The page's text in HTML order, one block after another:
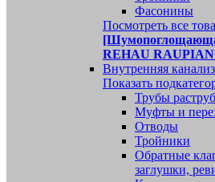
Фасонины
Посмотреть все
REHAU
Внутренняя
Показать
Трубы
Муфты и
Отводы
Тройники
Обратные
заглушки,